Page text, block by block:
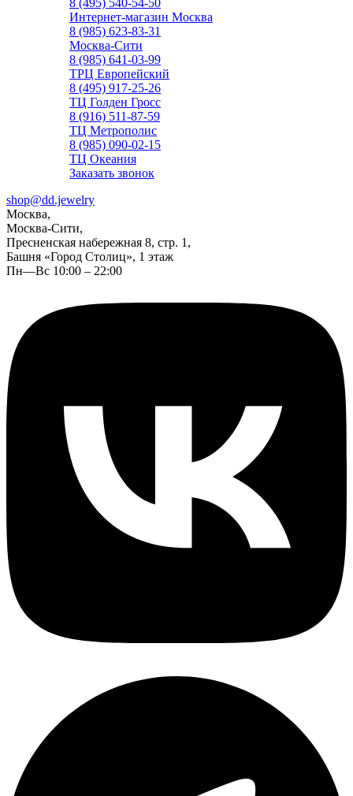
8 (495) 540-54-50
Интернет-магазин Москва
8 (985) 623-83-31
Москва-Сити
8 (985) 641-03-99
ТРЦ Европейский
8 (495) 917-25-26
ТЦ Голден Гросс
8 (916) 511-87-59
ТЦ Метрополис
8 (985) 090-02-15
ТЦ Океания
Заказать звонок
shop@dd.jewelry
Москва,
Москва-Сити,
Пресненская набережная 8, стр. 1,
Башня «Город Столиц», 1 этаж
Пн—Вс 10:00 – 22:00